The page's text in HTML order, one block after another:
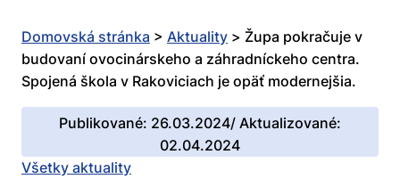
Domovská stránka > Aktuality > Župa pokračuje v
budovaní ovocinárskeho a záhradníckeho centra.
Spojená škola v Rakoviciach je opäť modernejšia.
Publikované: 26.03.2024/ Aktualizované:
02.04.2024
Všetky aktuality